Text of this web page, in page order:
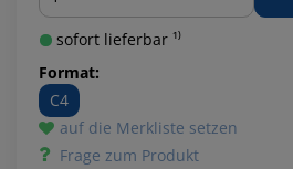
sofort lieferbar ¹⁾
Format:
C4
auf die Merkliste setzen
Frage zum Produkt